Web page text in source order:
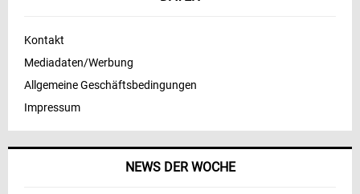
NEWS DER WOCHE
Kontakt
Mediadaten/Werbung
Allgemeine Geschäftsbedingungen
Impressum